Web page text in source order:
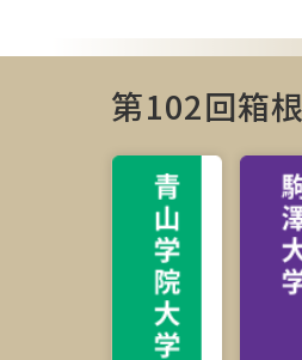
第102回箱